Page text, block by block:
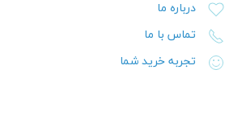
درباره ما
تماس با ما
تجربه خرید شما